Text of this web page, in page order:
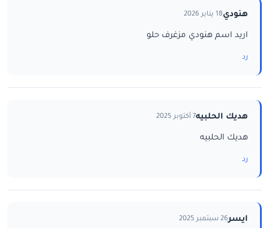
هنودي18 يناير 2026
اريد اسم هنودي مزغرف حلو
رد
هديك الحلبيه7 أكتوبر 2025
هديك الحلبيه
رد
ايسر26 سبتمبر 2025